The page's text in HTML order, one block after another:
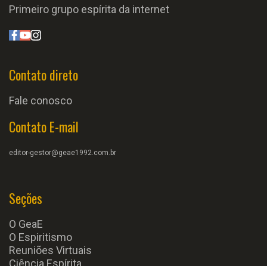
Primeiro grupo espírita da internet
Contato direto
Fale conosco
Contato E-mail
editor-gestor@geae1992.com.br
Seções
O GeaE
O Espiritismo
Reuniões Virtuais